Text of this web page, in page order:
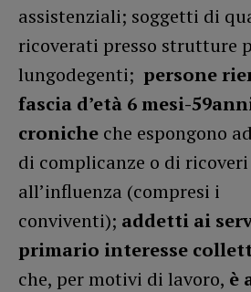
assistenziali; soggetti di
ricoverati presso strutture
lungodegenti; persone
fascia d’età 6 mesi-
croniche che espongono
di complicanze o di
all’influenza (compresi i
conviventi); addetti ai
primario interesse
che, per motivi di lavoro, è